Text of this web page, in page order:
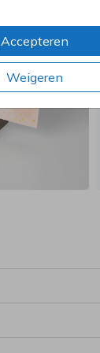
Accepteren
Weigeren